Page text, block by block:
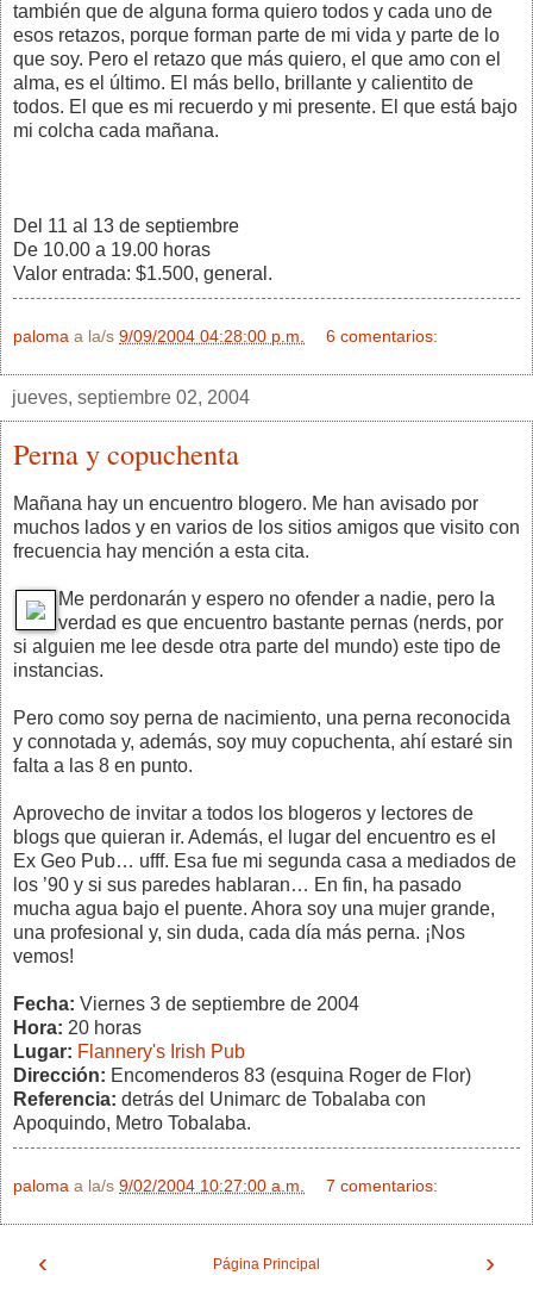
también que de alguna forma quiero todos y cada uno de
esos retazos, porque forman parte de mi vida y parte de lo
que soy. Pero el retazo que más quiero, el que amo con el
alma, es el último. El más bello, brillante y calientito de
todos. El que es mi recuerdo y mi presente. El que está bajo
mi colcha cada mañana.
Del 11 al 13 de septiembre
De 10.00 a 19.00 horas
Valor entrada: $1.500, general.
paloma a la/s 9/09/2004 04:28:00 p.m. 6 comentarios:
jueves, septiembre 02, 2004
Perna y copuchenta
Mañana hay un encuentro blogero. Me han avisado por
muchos lados y en varios de los sitios amigos que visito con
frecuencia hay mención a esta cita.
Me perdonarán y espero no ofender a nadie, pero la
verdad es que encuentro bastante pernas (nerds, por
si alguien me lee desde otra parte del mundo) este tipo de
instancias.
Pero como soy perna de nacimiento, una perna reconocida
y connotada y, además, soy muy copuchenta, ahí estaré sin
falta a las 8 en punto.
Aprovecho de invitar a todos los blogeros y lectores de
blogs que quieran ir. Además, el lugar del encuentro es el
Ex Geo Pub… ufff. Esa fue mi segunda casa a mediados de
los ’90 y si sus paredes hablaran… En fin, ha pasado
mucha agua bajo el puente. Ahora soy una mujer grande,
una profesional y, sin duda, cada día más perna. ¡Nos
vemos!
Fecha: Viernes 3 de septiembre de 2004
Hora: 20 horas
Lugar: Flannery's Irish Pub
Dirección: Encomenderos 83 (esquina Roger de Flor)
Referencia: detrás del Unimarc de Tobalaba con
Apoquindo, Metro Tobalaba.
paloma a la/s 9/02/2004 10:27:00 a.m. 7 comentarios:
‹ ›
Página Principal